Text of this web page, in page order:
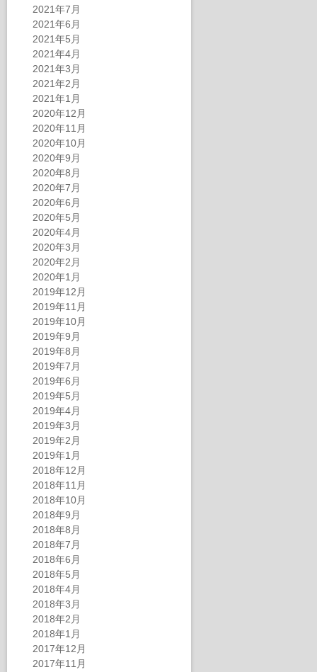
2021年7月
2021年6月
2021年5月
2021年4月
2021年3月
2021年2月
2021年1月
2020年12月
2020年11月
2020年10月
2020年9月
2020年8月
2020年7月
2020年6月
2020年5月
2020年4月
2020年3月
2020年2月
2020年1月
2019年12月
2019年11月
2019年10月
2019年9月
2019年8月
2019年7月
2019年6月
2019年5月
2019年4月
2019年3月
2019年2月
2019年1月
2018年12月
2018年11月
2018年10月
2018年9月
2018年8月
2018年7月
2018年6月
2018年5月
2018年4月
2018年3月
2018年2月
2018年1月
2017年12月
2017年11月